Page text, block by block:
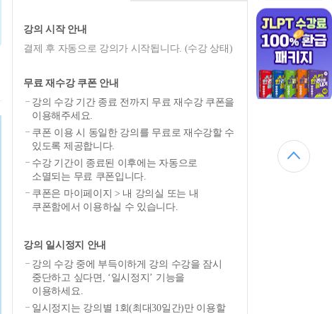
강의 시작 안내
결제 후 자동으로 강의가 시작됩니다. (수강 상태)
무료 재수강 쿠폰 안내
강의 수강 기간 종료 전까지 무료 재수강 쿠폰을
이용해주세요.
쿠폰 이용 시 동일한 강의를 무료로 재수강할 수
있도록 제공합니다.
수강 기간이 종료된 이후에는 자동으로
소멸되는 무료 쿠폰입니다.
쿠폰은 마이페이지 > 내 강의실 또는 내
쿠폰함에서 이용하실 수 있습니다.
강의 일시정지 안내
강의 수강 중에 부득이하게 강의 수강을 잠시
중단하고 싶다면, ‘일시정지’ 기능을
이용하세요.
일시정지는 강의별 1회(최대30일간)만 이용할